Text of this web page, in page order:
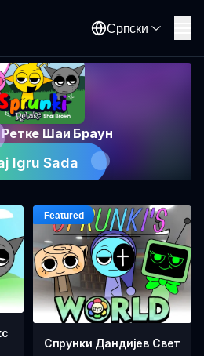
Српски
Шаи Браун
Igru Sada
Спрунки Дандијев Свет